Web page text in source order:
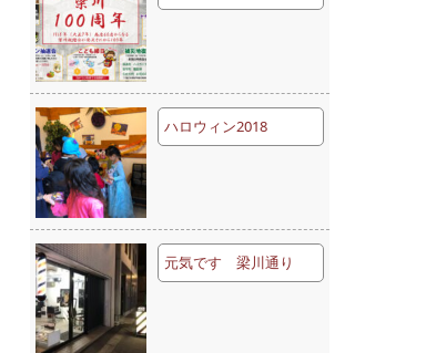
ハロウィン2018
元気です 梁川通り